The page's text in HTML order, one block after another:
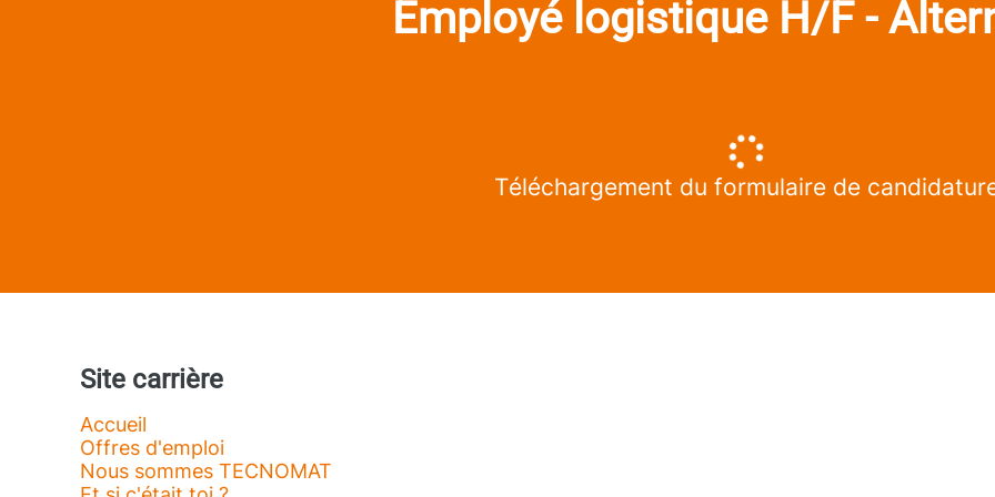
Employé logistique H/F -
Téléchargement du formulaire de
Site carrière
Accueil
Offres d'emploi
Nous sommes TECNOMAT